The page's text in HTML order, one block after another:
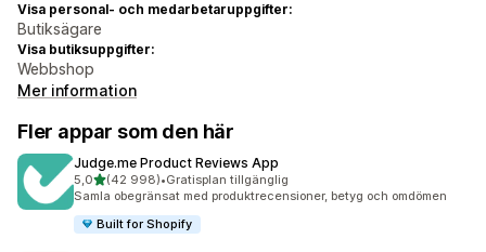
Visa personal- och medarbetaruppgifter:
Butiksägare
Visa butiksuppgifter:
Webbshop
Mer information
Fler appar som den här
Judge.me Product Reviews App
5,0av 5 stjärnor
(42 998)
42998 recensioner totalt
•Gratisplan tillgänglig
Samla obegränsat med produktrecensioner, betyg och omdömen
Built for Shopify